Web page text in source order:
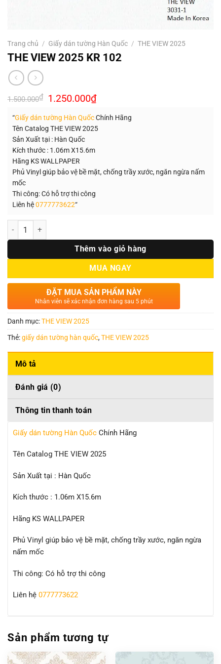
Trang chủ / Giấy dán tường Hàn Quốc / THE VIEW 2025
THE VIEW 2025 KR 102
1.500.000₫ Giá
gốc
1.500.000₫.
1.250.000₫Giá
hiện
là:
1.250.000₫.
“Giấy dán tường Hàn QuốcChính Hãng
Tên Catalog THE VIEW 2025
Sản Xuất tại : Hàn Quốc
Kích thước : 1.06m X15.6m
Hãng KS WALLPAPER
Phủ Vinyl giúp bảo vệ bề mặt, chống trầy xước, ngăn ngừa nấm
mốc
Thi công: Có hỗ trợ thi công
Liên hệ0777773622“
Số lượng
Thêm vào giỏ hàng
MUA NGAY
ĐẶT MUA SẢN PHẨM NÀY
Nhân viên sẽ xác nhận đơn hàng sau 5 phút
Danh mục:THE VIEW 2025
Thẻ:giấy dán tường hàn quốc,THE VIEW 2025
Mô tả
Đánh giá (0)
Thông tin thanh toán
Giấy dán tường Hàn Quốc Chính Hãng
Tên Catalog THE VIEW 2025
Sản Xuất tại : Hàn Quốc
Kích thước : 1.06m X15.6m
Hãng KS WALLPAPER
Phủ Vinyl giúp bảo vệ bề mặt, chống trầy xước, ngăn ngừa
nấm mốc
Thi công: Có hỗ trợ thi công
Liên hệ 0777773622
Sản phẩm tương tự